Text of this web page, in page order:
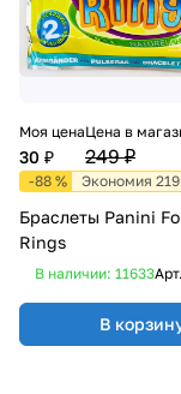
Моя цена
30 ₽
Цена в
249 ₽
-88 % Экономия
Браслеты Panini
Rings
В наличии: 11633Арт.
В